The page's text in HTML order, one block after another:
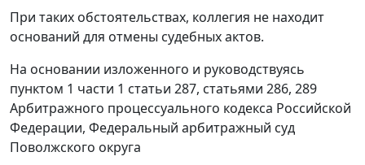
При таких обстоятельствах, коллегия не находит
оснований для отмены судебных актов.
На основании изложенного и руководствуясь
пунктом 1 части 1 статьи 287, статьями 286, 289
Арбитражного процессуального кодекса Российской
Федерации, Федеральный арбитражный суд
Поволжского округа